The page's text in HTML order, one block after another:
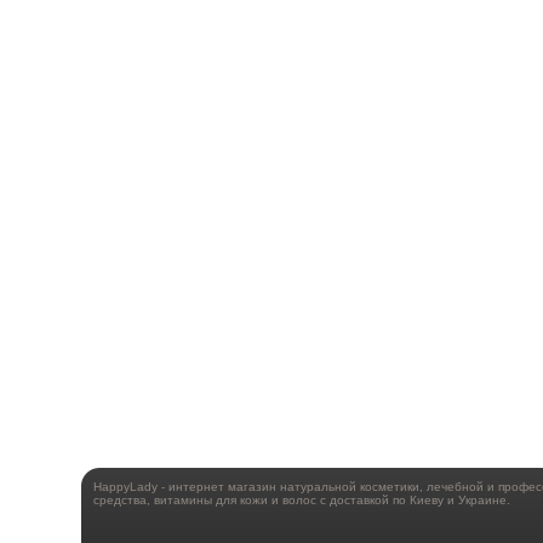
HappyLady - интернет магазин натуральной косметики, лечебной и
средства, витамины для кожи и волос с доставкой по Киеву и Украине.